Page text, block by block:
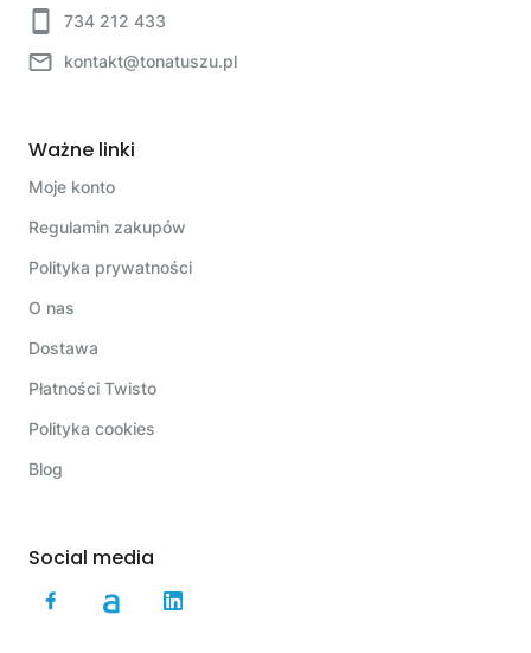
734 212 433
kontakt@tonatuszu.pl
Ważne linki
Moje konto
Regulamin zakupów
Polityka prywatności
O nas
Dostawa
Płatności Twisto
Polityka cookies
Blog
Social media